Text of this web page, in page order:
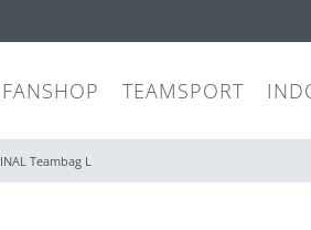
FANSHOP TEAMSPORT
Teambag L